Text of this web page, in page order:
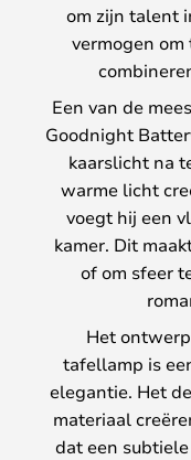
om zijn talent
vermogen
Een van de
Goodnight
kaarslicht na
warme licht
voegt hij een
kamer. Dit
of om sfeer
Het
tafellamp is
elegantie. Het
materiaal
dat een